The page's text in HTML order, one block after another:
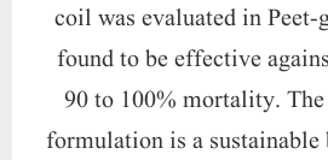
coil was evaluated in Peet-
found to be effective
90 to 100% mortality.
formulation is a sustainable